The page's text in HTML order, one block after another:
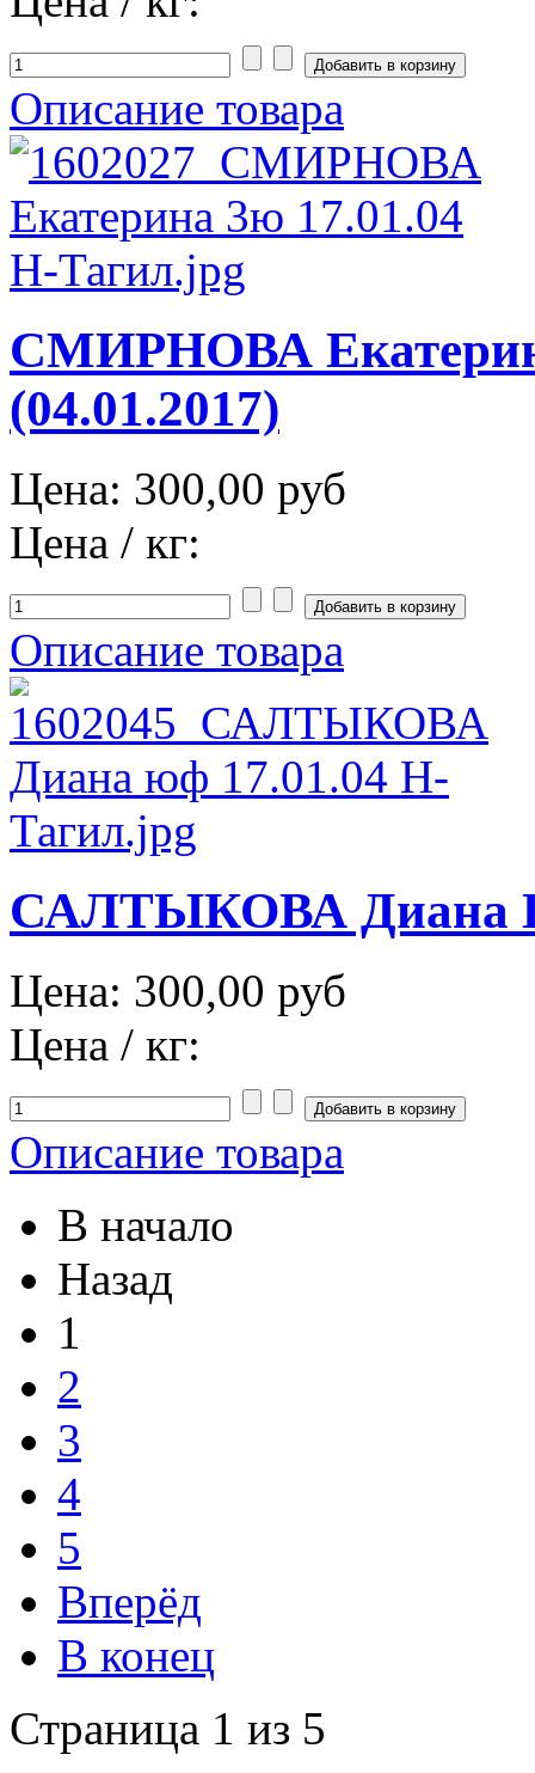
Описание товара
СМИРНОВА
(04.01.2017)
Цена: 300,00 руб
Цена / кг:
Описание товара
САЛТЫКОВА Диана
Цена: 300,00 руб
Цена / кг:
Описание товара
В начало
Назад
1
2
3
4
5
Вперёд
В конец
Страница 1 из 5